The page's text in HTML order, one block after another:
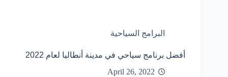
البرامج السياحية
أفضل برنامج سياحي في مدينة أنطاليا لعام 2022
April 26, 2022